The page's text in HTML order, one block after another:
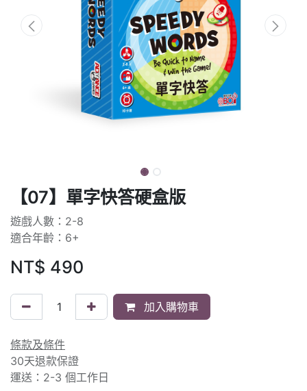
【07】單字快答硬盒版
遊戲人數：2-8
適合年齡：6+
NT$ 490
加入購物車
條款及條件
30天退款保證
運送：2-3 個工作日